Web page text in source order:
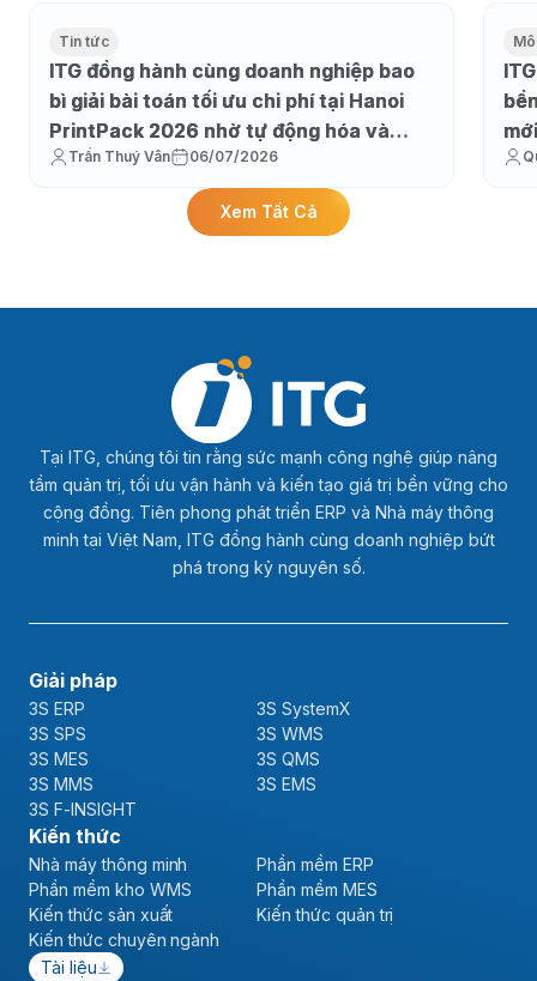
Tin tức
ITG đồng hành cùng doanh nghiệp bao
bì giải bài toán tối ưu chi phí tại Hanoi
PrintPack 2026 nhờ tự động hóa và
thực thi sản xuất
Trần Thuý Vân 06/07/2026
Xem Tất Cả
Tại ITG, chúng tôi tin rằng sức mạnh công nghệ giúp nâng
tầm quản trị, tối ưu vận hành và kiến tạo giá trị bền vững cho
cộng đồng. Tiên phong phát triển ERP và Nhà máy thông
minh tại Việt Nam, ITG đồng hành cùng doanh nghiệp bứt
phá trong kỷ nguyên số.
Giải pháp
3S ERP
3S SystemX
3S SPS
3S WMS
3S MES
3S QMS
3S MMS
3S EMS
3S F-INSIGHT
Kiến thức
Nhà máy thông minh
Phần mềm ERP
Phần mềm kho WMS
Phần mềm MES
Kiến thức sản xuất
Kiến thức quản trị
Kiến thức chuyên ngành
Tài liệu